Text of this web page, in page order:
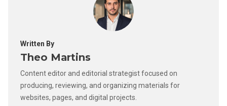
Written By
Theo Martins
Content editor and editorial strategist focused on
producing, reviewing, and organizing materials for
websites, pages, and digital projects.